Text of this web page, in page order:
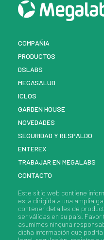
COMPAÑIA
PRODUCTOS
DSLABS
MEGASALUD
ICLOS
GARDEN HOUSE
NOVEDADES
SEGURIDAD Y RESPALDO
ENTEREX
TRABAJAR EN MEGALABS
CONTACTO
Este sitio web contiene
está dirigida a una amplia
contener detalles de
ser válidas en su país.
asumimos ninguna
dicha información que